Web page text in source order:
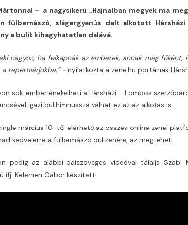
– a nagysikerű „Hajnalban megyek ma
fülbemászó, slágergyanús dalt alkotott
a bulik kihagyhatatlan dalává.
nagyon, ha felkapnák az emberek, annak meg
a repertoárjukba.” –nyilatkozta a zene.hu portálnak
sok ember énekelheti a Hársházi – Lombos
igazi bulihimnusszá válhat ez az az alkotás is.
március 10-től elérhető az összes online zenei
kedve erre a fülbemászó bulizenére, az megteheti…
pedig az alábbi dalszöveges videóval tálalja
ifj. Kelemen Gábor készített: